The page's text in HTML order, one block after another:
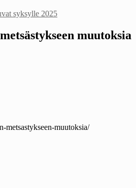
syksylle 2025
muutoksia
metsastykseen-muutoksia/